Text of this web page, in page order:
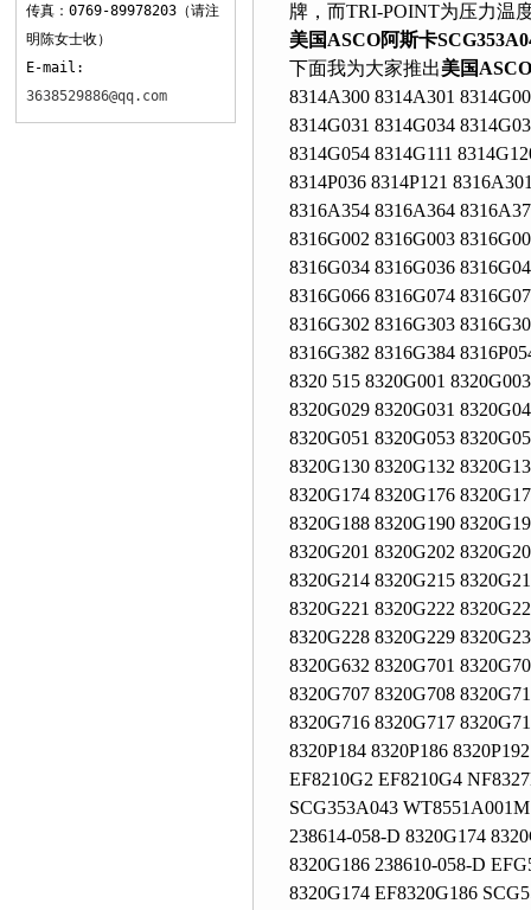
传真：0769-89978203（请注
明陈女士收）
E-mail:
3638529886@qq.com
牌，而TRI-POINT为压力温度
美国ASCO阿斯卡
下面我为大家推出美国
8314A300 8314A301
8314G031 8314G034
8314G054 8314G111
8314P036 8314P121
8316A354 8316A364
8316G002 8316G003
8316G034 8316G036
8316G066 8316G074
8316G302 8316G303
8316G382 8316G384
8320 515 8320G001
8320G029 8320G031
8320G051 8320G053
8320G130 8320G132
8320G174 8320G176
8320G188 8320G190
8320G201 8320G202
8320G214 8320G215
8320G221 8320G222
8320G228 8320G229
8320G632 8320G701
8320G707 8320G708
8320G716 8320G717
8320P184 8320P186
EF8210G2 EF8210G4
SCG353A043
238614-058-D 8320G174
8320G186 238610-058-D
8320G174 EF8320G186